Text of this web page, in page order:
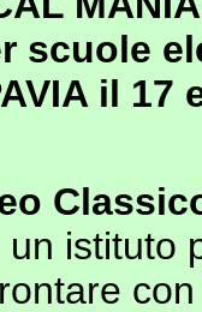
scuole
il 17
un istituto